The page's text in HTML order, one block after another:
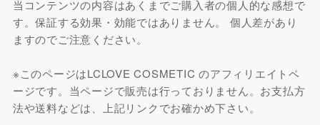
当コンテンツの内容はあくまでご購入者の個人的な感想で
す。保証する効果・効能ではありません。 個人差があり
ますのでご注意ください。
※このページはLCLOVE COSMETIC のアフィリエイトペ
ージです。当ページで販売は行っておりません。お支払方
法や送料などは、上記リンクでお確かめ下さい。